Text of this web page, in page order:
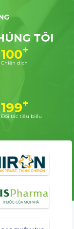
TÔI
100+
Chiến dịch
200+
Đối tác tiêu biểu